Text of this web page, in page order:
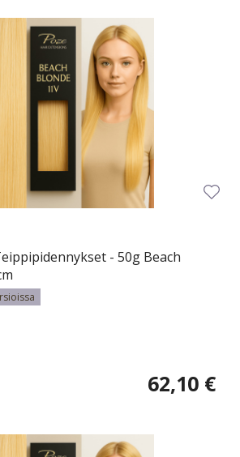
- 50g Beach
62,10 €